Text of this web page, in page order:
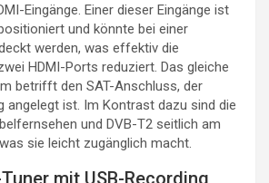
Eingänge. Einer dieser Eingänge ist
und könnte bei einer
werden, was effektiv die
HDMI-Ports reduziert. Das gleiche
betrifft den SAT-Anschluss, der
angelegt ist. Im Kontrast dazu sind die
und DVB-T2 seitlich am
sie leicht zugänglich macht.
mit USB-Recording